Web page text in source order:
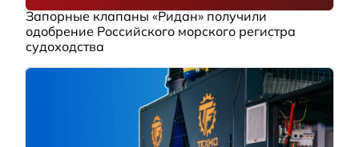
Запорные клапаны «Ридан» получили
одобрение Российского морского регистра
судоходства